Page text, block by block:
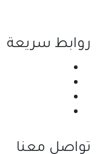
روابط سريعة
تواصل معنا